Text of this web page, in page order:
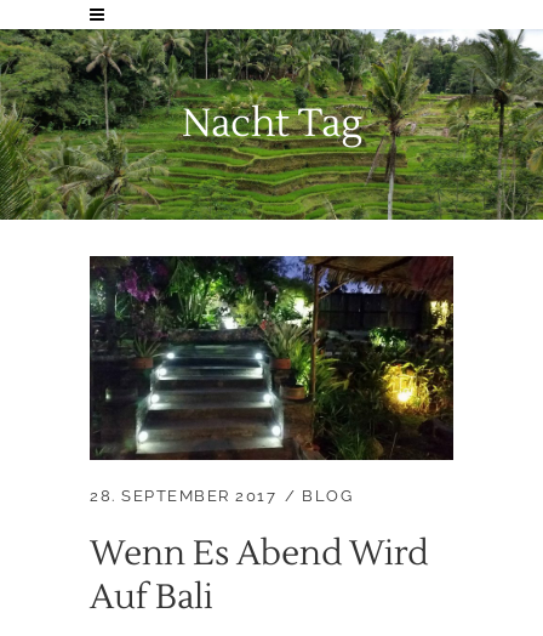
Nacht Tag
28. SEPTEMBER 2017 BLOG
Wenn Es Abend Wird
Auf Bali